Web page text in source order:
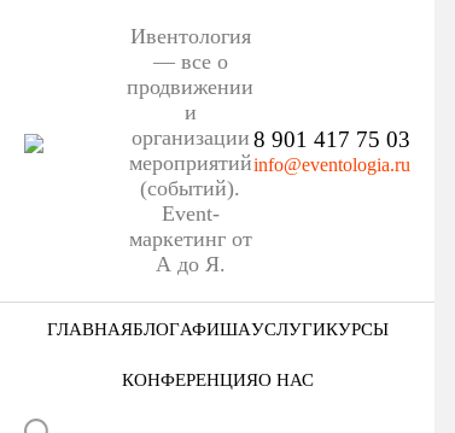
Ивентология
— все о
продвижении
и
организации
мероприятий
(событий).
Event-
маркетинг от
А до Я.
8 901 417 75 03
info@eventologia.ru
ГЛАВНАЯБЛОГ
Ниша
АФИШАУСЛУГИКУРСЫ
КОНФЕРЕНЦИЯО НАС